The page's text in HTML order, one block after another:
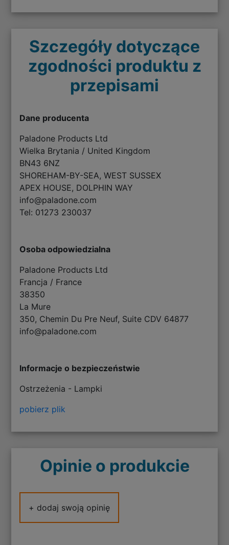
Szczegóły dotyczące
zgodności produktu z
przepisami
Dane producenta
Paladone Products Ltd
Wielka Brytania / United Kingdom
BN43 6NZ
SHOREHAM-BY-SEA, WEST SUSSEX
APEX HOUSE, DOLPHIN WAY
info@paladone.com
Tel: 01273 230037
Osoba odpowiedzialna
Paladone Products Ltd
Francja / France
38350
La Mure
350, Chemin Du Pre Neuf, Suite CDV 64877
info@paladone.com
Informacje o bezpieczeństwie
Ostrzeżenia - Lampki
pobierz plik
Opinie o produkcie
+ dodaj swoją opinię